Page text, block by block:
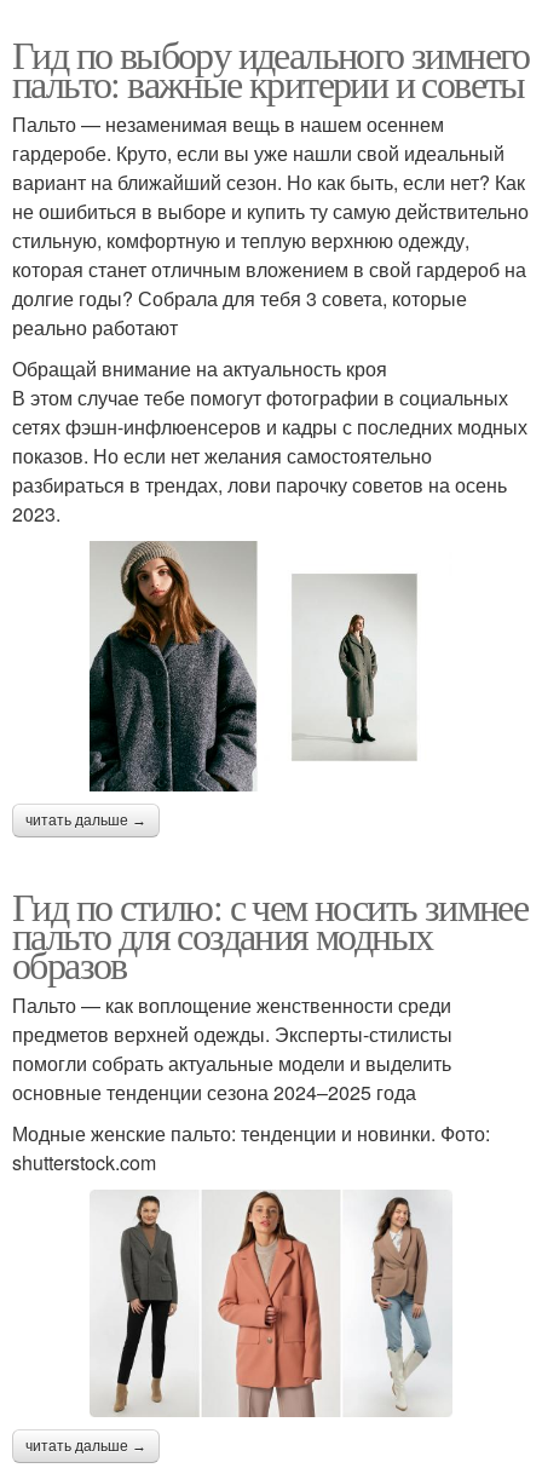
Гид по выбору идеального зимнего
пальто: важные критерии и советы
Пальто — незаменимая вещь в нашем осеннем
гардеробе. Круто, если вы уже нашли свой идеальный
вариант на ближайший сезон. Но как быть, если нет? Как
не ошибиться в выборе и купить ту самую действительно
стильную, комфортную и теплую верхнюю одежду,
которая станет отличным вложением в свой гардероб на
долгие годы? Собрала для тебя 3 совета, которые
реально работают
Обращай внимание на актуальность кроя
В этом случае тебе помогут фотографии в социальных
сетях фэшн-инфлюенсеров и кадры с последних модных
показов. Но если нет желания самостоятельно
разбираться в трендах, лови парочку советов на осень
2023.
читать дальше →
Гид по стилю: с чем носить зимнее
пальто для создания модных
образов
Пальто — как воплощение женственности среди
предметов верхней одежды. Эксперты-стилисты
помогли собрать актуальные модели и выделить
основные тенденции сезона 2024–2025 года
Модные женские пальто: тенденции и новинки. Фото:
shutterstock.com
читать дальше →